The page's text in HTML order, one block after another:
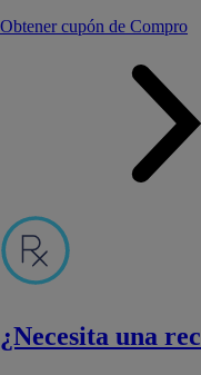
Obtener cupón de Compro
¿Necesita una